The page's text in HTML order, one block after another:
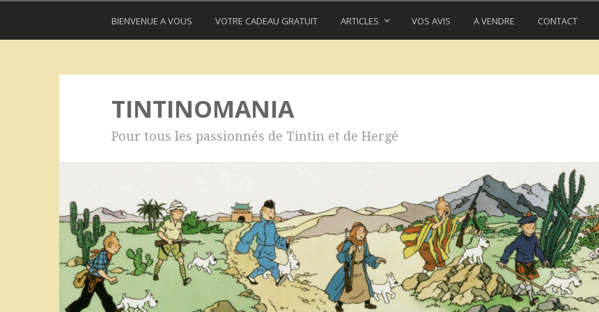
BIENVENUE A VOUS VOTRE CADEAU GRATUIT ARTICLES VOS AVIS A VENDRE CONTACT
TINTINOMANIA
Pour tous les passionnés de Tintin et de Hergé